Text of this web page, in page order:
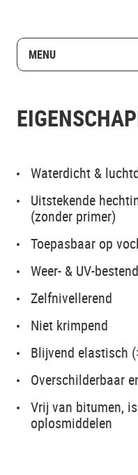
MENU
Waterdicht &
Uitstekende
(zonder primer)
Toepasbaar op
Weer- & UV-
Zelfnivellerend
Niet krimpend
Blijvend elastisch
Overschilderbaar
Vrij van bitumen,
oplosmiddelen